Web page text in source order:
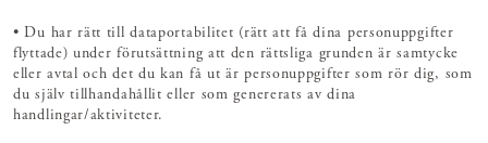
• Du har rätt till dataportabilitet (rätt att få dina personuppgifter
flyttade) under förutsättning att den rättsliga grunden är samtycke
eller avtal och det du kan få ut är personuppgifter som rör dig, som
du själv tillhandahållit eller som genererats av dina
handlingar/aktiviteter.